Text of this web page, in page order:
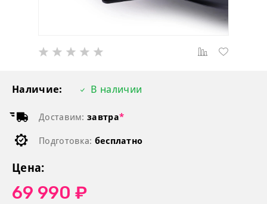
Наличие: В наличии
Доставим: завтра*
Подготовка: бесплатно
Цена:
69 990 ₽